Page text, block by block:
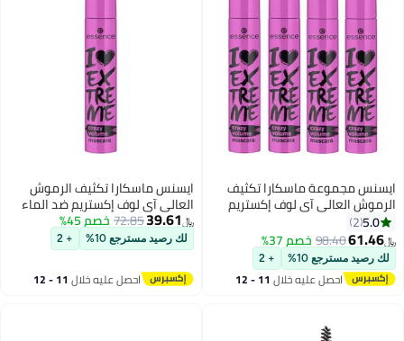
ايسنس مجموعة ماسكارا تكثيف
الرموش العالي آي لوف إكستريم
أسود
5.0
2
﷼‏61.46
98.40خصم 37%
لك رصيد مسترجع 10% + 2
احصل عليه خلال 11 - 12
ايسنس ماسكارا تكثيف الرموش
العالي آي لوف إكستريم ضد الماء
أسود
﷼‏39.61
72.85خصم 45%
لك رصيد مسترجع 10% + 2
احصل عليه خلال 11 - 12